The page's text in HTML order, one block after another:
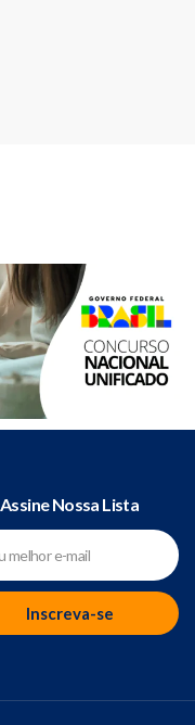
Assine Nossa Lista
Inscreva-se